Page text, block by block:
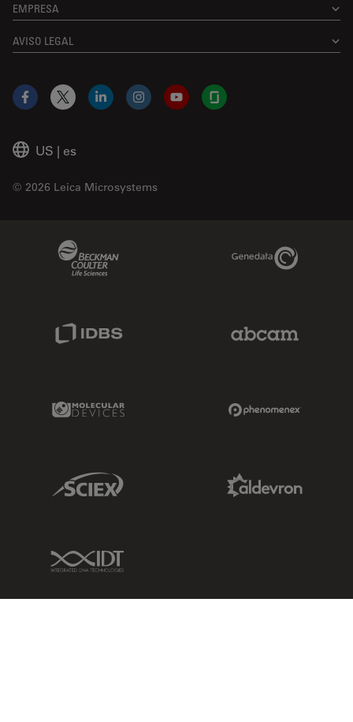
EMPRESA
AVISO LEGAL
US | es
© 2026 Leica Microsystems
Facebook
X LinkedInInstagramYouTubeGlassdoor
Genedata Link
Molecular Devices Link
Sciex Link
IDT Link